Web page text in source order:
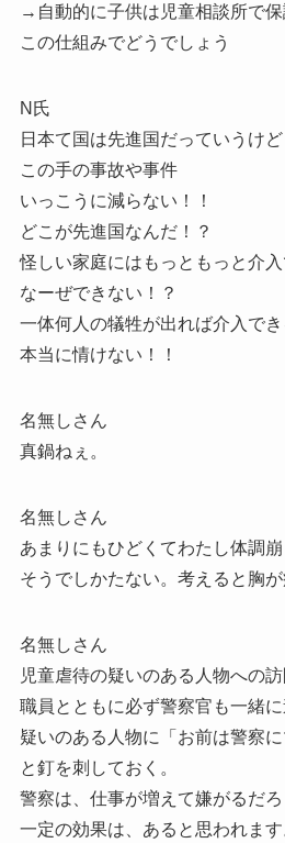
→自動的に子供は児童相談所で保
この仕組みでどうでしょう
N氏
日本て国は先進国だっていうけど
この手の事故や事件
いっこうに減らない！！
どこが先進国なんだ！？
怪しい家庭にはもっともっと介
なーぜできない！？
一体何人の犠牲が出れば介入で
本当に情けない！！
名無しさん
真鍋ねぇ。
名無しさん
あまりにもひどくてわたし体調
そうでしかたない。考えると胸が
名無しさん
児童虐待の疑いのある人物への
職員とともに必ず警察官も一緒
疑いのある人物に「お前は警察に
と釘を刺しておく。
警察は、仕事が増えて嫌がるだろ
一定の効果は、あると思われます